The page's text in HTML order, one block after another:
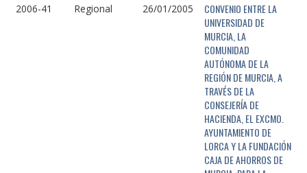
2006-41 Regional 26/01/2005
CONVENIO ENTRE LA
UNIVERSIDAD DE
MURCIA, LA
COMUNIDAD
AUTÓNOMA DE LA
REGIÓN DE MURCIA, A
TRAVÉS DE LA
CONSEJERÍA DE
HACIENDA, EL EXCMO.
AYUNTAMIENTO DE
LORCA Y LA FUNDACIÓN
CAJA DE AHORROS DE